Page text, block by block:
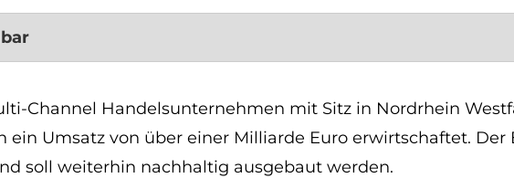
Channel Handelsunternehmen mit Sitz in Nordrhein
Umsatz von über einer Milliarde Euro erwirtschaftet. Der
soll weiterhin nachhaltig ausgebaut werden.